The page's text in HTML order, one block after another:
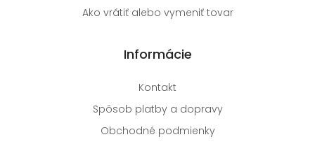
Ako vrátiť alebo vymeniť tovar
Informácie
Kontakt
Spôsob platby a dopravy
Obchodné podmienky